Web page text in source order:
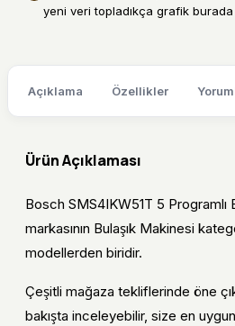
yeni veri topladıkça grafik
Açıklama Özellikler
Ürün Açıklaması
Bosch SMS4IKW51T 5 Programlı
markasının Bulaşık Makinesi
modellerden biridir.
Çeşitli mağaza tekliflerinde öne
bakışta inceleyebilir, size en